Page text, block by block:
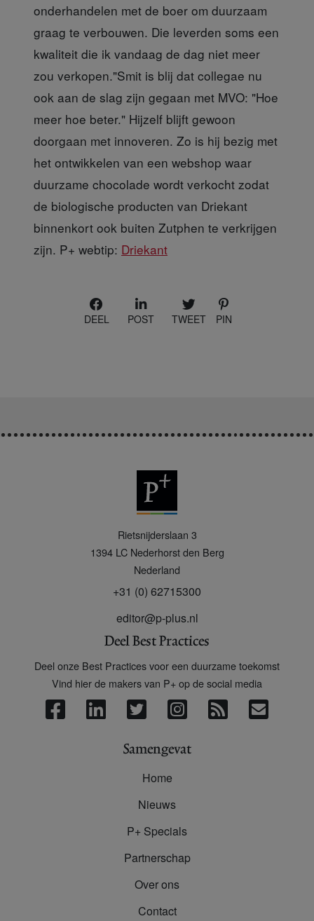
onderhandelen met de boer om duurzaam
graag te verbouwen. Die leverden soms een
kwaliteit die ik vandaag de dag niet meer
zou verkopen."Smit is blij dat collegae nu
ook aan de slag zijn gegaan met MVO: "Hoe
meer hoe beter." Hijzelf blijft gewoon
doorgaan met innoveren. Zo is hij bezig met
het ontwikkelen van een webshop waar
duurzame chocolade wordt verkocht zodat
de biologische producten van Driekant
binnenkort ook buiten Zutphen te verkrijgen
zijn. P+ webtip: Driekant
DEEL POST TWEET PIN
Rietsnijderslaan 3
1394 LC Nederhorst den Berg
Nederland
+31 (0) 62715300
editor@p-plus.nl
Deel Best Practices
Deel onze Best Practices voor een duurzame toekomst
Vind hier de makers van P+ op de social media
Samengevat
Home
Nieuws
P+ Specials
Partnerschap
Over ons
Contact